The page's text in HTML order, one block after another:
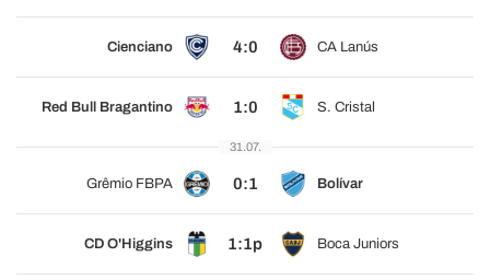
Cienciano 4:0 CA Lanús
Red Bull Bragantino 1:0 S. Cristal
31.07.
Grêmio FBPA 0:1 Bolívar
CD O'Higgins 1:1p Boca Juniors